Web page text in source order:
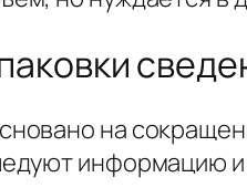
на
информацию